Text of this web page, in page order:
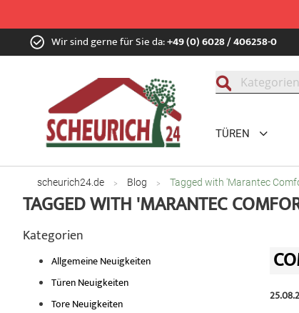
Zum
Inhalt Wir sind gerne für Sie da:+49 (0) 6028 / 406258-0
TÜREN
scheurich24.de Blog Tagged with 'Marantec
TAGGED WITH 'MARANTEC
Kategorien
Allgemeine Neuigkeiten
Türen Neuigkeiten
Tore Neuigkeiten